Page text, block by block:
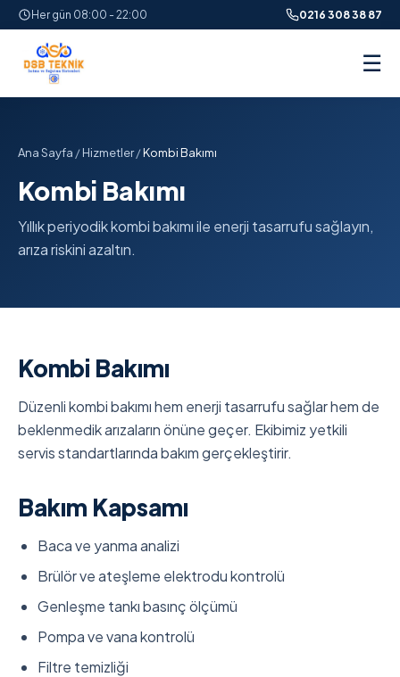
Her gün 08:00 - 22:00 0216 308 38 87
☰
Ana Sayfa /Hizmetler/Kombi Bakımı
Kombi Bakımı
Yıllık periyodik kombi bakımı ile enerji tasarrufu sağlayın,
arıza riskini azaltın.
Kombi Bakımı
Düzenli kombi bakımı hem enerji tasarrufu sağlar hem de
beklenmedik arızaların önüne geçer. Ekibimiz yetkili
servis standartlarında bakım gerçekleştirir.
Bakım Kapsamı
Baca ve yanma analizi
Brülör ve ateşleme elektrodu kontrolü
Genleşme tankı basınç ölçümü
Pompa ve vana kontrolü
Filtre temizliği